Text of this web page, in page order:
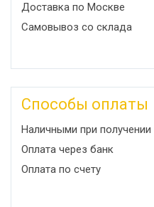
Доставка по Москве
Самовывоз со склада
Способы оплаты
Наличными при получении
Оплата через банк
Оплата по счету